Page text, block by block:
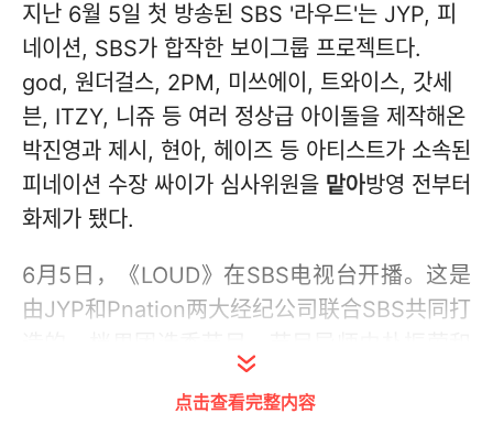
지난 6월 5일 첫 방송된 SBS '라우드'는 JYP, 피
네이션, SBS가 합작한 보이그룹 프로젝트다.
god, 원더걸스, 2PM, 미쓰에이, 트와이스, 갓세
븐, ITZY, 니쥬 등 여러 정상급 아이돌을 제작해온
박진영과 제시, 현아, 헤이즈 등 아티스트가 소속된
피네이션 수장 싸이가 심사위원을 맡아방영 전부터
화제가 됐다.
6月5日，《LOUD》在SBS电视台开播。这是
由JYP和Pnation两大经纪公司联合SBS共同打
PSY担任。朴振荣先后打造了God、Wonder
Girls、2PM、MISS A、TWICE、GOT7、
点击查看完整内容